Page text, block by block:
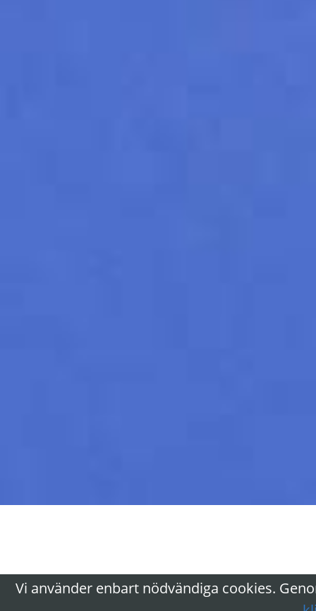
Vi använder enbart nödvändiga cookies.